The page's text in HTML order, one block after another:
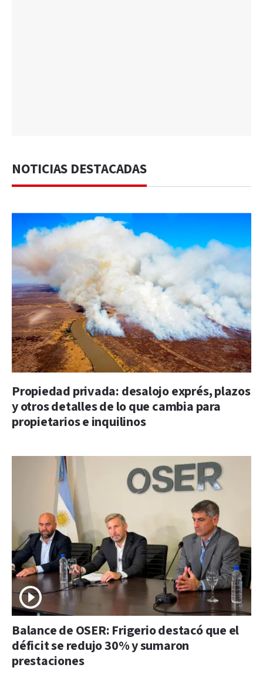
NOTICIAS DESTACADAS
Propiedad privada: desalojo exprés, plazos
y otros detalles de lo que cambia para
propietarios e inquilinos
Balance de OSER: Frigerio destacó que el
déficit se redujo 30% y sumaron
prestaciones